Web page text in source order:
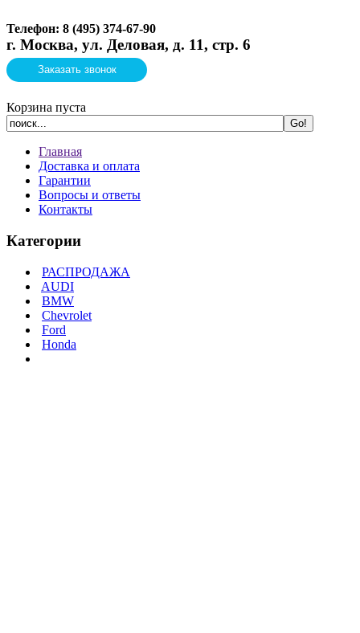
Телефон: 8 (495) 374-67-90
г. Москва, ул. Деловая, д. 11, стр. 6
Заказать звонок
Корзина пуста
Главная
Доставка и оплата
Гарантии
Вопросы и ответы
Контакты
Категории
РАСПРОДАЖА
AUDI
BMW
Chevrolet
Ford
Honda